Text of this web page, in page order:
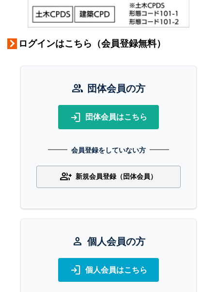
ログインはこちら（会員登録無料）
group 団体会員の方
login 団体会員はこちら
会員登録をしていない方
group_add 新規会員登録（団体会員）
person 個人会員の方
login 個人会員はこちら